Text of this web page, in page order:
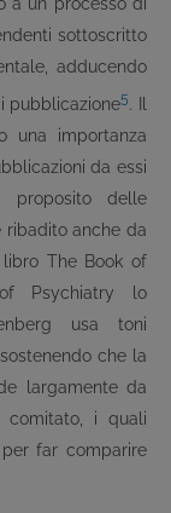
a un processo di
sottoscritto
adducendo
pubblicazione5. Il
una importanza
da essi
proposito delle
ribadito anche da
The Book of
Psychiatry lo
usa toni
che la
largamente da
comitato, i quali
far comparire